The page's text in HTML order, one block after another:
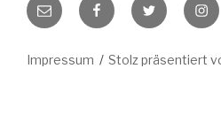
E-
Mail
FacebookTwitter
Impressum Stolz präsentiert